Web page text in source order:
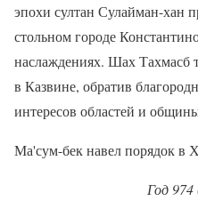
эпохи султан Сулайман-хан
стольном городе
наслаждениях. Шах Тахмасб
в Казвине, обратив
интересов областей и
Ма'сум-бек навел порядок в
Год